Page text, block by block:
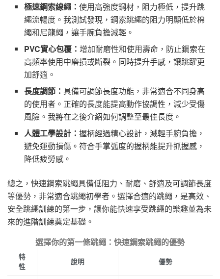
極速鋼索線繩：使用高強度鋼材，阻力極低，提升跳
繩流暢度。我測試發現，鋼索跳繩的阻力明顯低於棉
繩和尼龍繩，讓手腕負擔減輕。
PVC實心包覆：增加耐磨性和使用壽命，防止鋼索在
高頻率使用中磨損或斷裂。同時提升手感，讓跳躍更
加舒適。
長度調節：具備可調節長度功能，非常適合不同身高
的使用者。正確的長度能提高動作協調性，減少受傷
風險。我將在之後介紹如何調整至最佳長度。
人體工學設計：握柄經過精心設計，減輕手腕負擔，
避免運動損傷。符合手掌弧度的握柄能提升抓握感，
降低疲勞感。
總之，快速鋼索跳繩具備低阻力、耐磨、舒適及可調節長度
等優勢，非常適合跳繩初學者。選擇合適的跳繩，是高效、
安全跳繩訓練的第一步，讓你能快速享受跳繩的樂趣並為未
來的進階訓練奠定基礎。
選擇你的第一條跳繩：快速鋼索跳繩的優勢
特
性
說明 優勢